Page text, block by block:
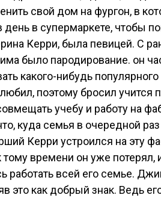
свой дом на фургон, в
в супермаркете, чтобы
Керри, была певицей. С
было пародирование. он
какого-нибудь популярного
поэтому бросил учится
учебу и работу на
куда семья в очередной
Керри устроился на эту
тому времени он уже потерял,
работать всей его семье.
это как добрый знак. Ведь